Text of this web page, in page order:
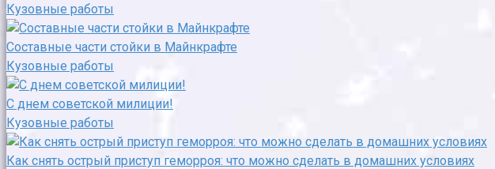
Кузовные работы
Составные части стойки в Майнкрафте
Кузовные работы
С днем советской милиции!
Кузовные работы
Как снять острый приступ геморроя: что можно сделать в домашних условиях